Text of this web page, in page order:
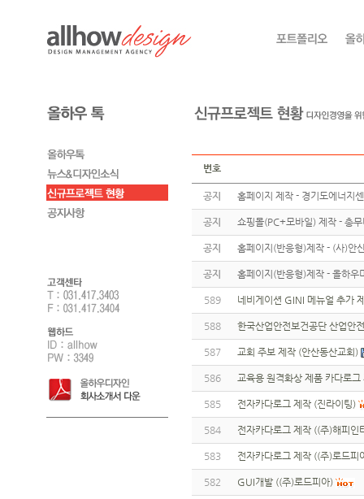
번호
공지 홈페이지 제작 - 경기도에너지
공지 쇼핑몰(PC+모바일) 제작 - 총
공지 홈페이지(반응형)제작 - (사)안
공지 홈페이지(반응형)제작 - 올하우
589 네비게이션 GINI 메뉴얼 추가
588 한국산업안전보건공단 산업안
587 교회 주보 제작 (안산동산교회)
586 교육용 원격화상 제품 카다로그
585 전자카다로그 제작 (진라이팅)
584 전자카다로그 제작 ((주)해피인
583 전자카다로그 제작 ((주)로드피
582 GUI개발 ((주)로드피아)